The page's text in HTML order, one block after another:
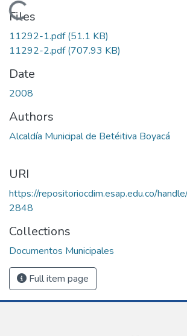
Loading...
Files
11292-1.pdf(51.1 KB)
11292-2.pdf(707.93 KB)
Date
2008
Authors
Alcaldía Municipal de Betéitiva Boyacá
URI
https://repositoriocdim.esap.edu.co/
2848
Collections
Documentos Municipales
Full item page